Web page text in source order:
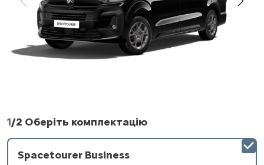
1/2 Оберіть комплектацію
Spacetourer Business